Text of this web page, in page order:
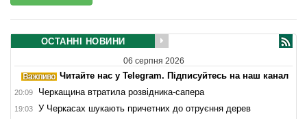
ОСТАННІ НОВИНИ
06 серпня 2026
Читайте нас у Telegram. Підписуйтесь на наш канал
20:09 Черкащина втратила розвідника-сапера
19:03 У Черкасах шукають причетних до отруєння дерев